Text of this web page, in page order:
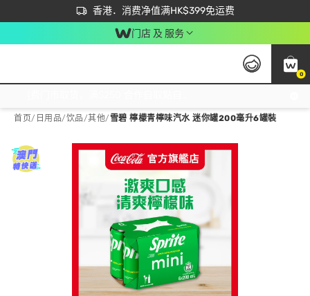
香港．消费净值满HK$399免运费
立即成为易赏钱会员尽享独家优惠
首次APP下单买满$450 输入 NEWAPP 即减$50
门店 及 服务
0
首页/ 日用品/饮品/其他/ 雪碧 檸檬青檸味汽水 迷你罐200毫升6罐裝